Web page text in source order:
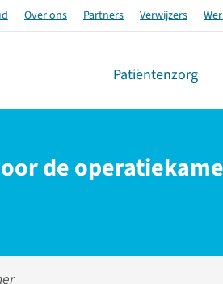
Over ons Partners Verwijzers
Patiëntenzorg
de